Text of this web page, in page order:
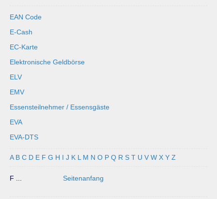
EAN Code
E-Cash
EC-Karte
Elektronische Geldbörse
ELV
EMV
Essensteilnehmer / Essensgäste
EVA
EVA-DTS
A B C D E F G H I J K L M N O P Q R S T U V W X Y Z
F ... Seitenanfang